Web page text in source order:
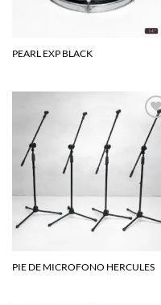
PEARL EXP BLACK
Agregar
a la
lista de
deseos
PIE DE MICROFONO HERCULES